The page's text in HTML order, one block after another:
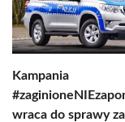
Kampania
wraca do sprawy